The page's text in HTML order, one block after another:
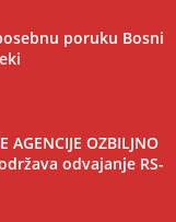
poruku Bosni
AGENCIJE OZBILJNO
odvajanje RS-